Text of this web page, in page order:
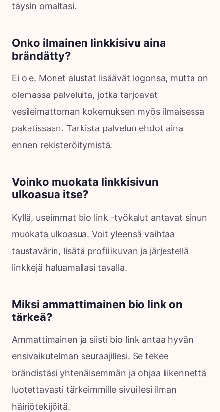
täysin omaltasi.
Onko ilmainen linkkisivu aina
brändätty?
Ei ole. Monet alustat lisäävät logonsa, mutta on
olemassa palveluita, jotka tarjoavat
vesileimattoman kokemuksen myös ilmaisessa
paketissaan. Tarkista palvelun ehdot aina
ennen rekisteröitymistä.
Voinko muokata linkkisivun
ulkoasua itse?
Kyllä, useimmat bio link -työkalut antavat sinun
muokata ulkoasua. Voit yleensä vaihtaa
taustavärin, lisätä profiilikuvan ja järjestellä
linkkejä haluamallasi tavalla.
Miksi ammattimainen bio link on
tärkeä?
Ammattimainen ja siisti bio link antaa hyvän
ensivaikutelman seuraajillesi. Se tekee
brändistäsi yhtenäisemmän ja ohjaa liikennettä
luotettavasti tärkeimmille sivuillesi ilman
häiriötekijöitä.